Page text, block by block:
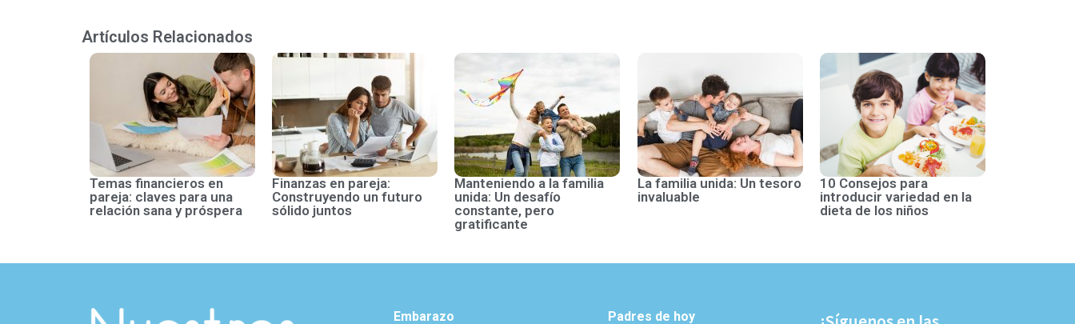
Artículos Relacionados
Temas financieros en
pareja: claves para una
relación sana y próspera
Finanzas en pareja:
Construyendo un futuro
sólido juntos
Manteniendo a la familia
unida: Un desafío
constante, pero
gratificante
La familia unida: Un tesoro
invaluable
10 Consejos para
introducir variedad en la
dieta de los niños
Embarazo Padres de hoy